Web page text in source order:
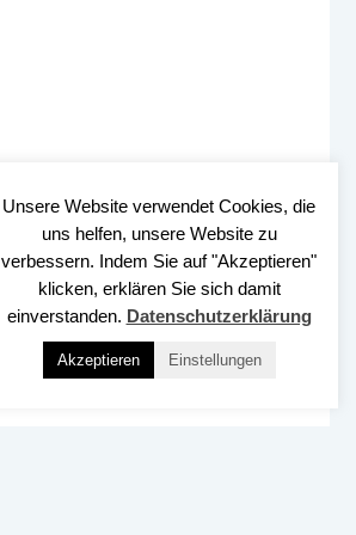
Nach OBEN
Unsere Website verwendet Cookies, die
uns helfen, unsere Website zu
verbessern. Indem Sie auf "Akzeptieren"
klicken, erklären Sie sich damit
einverstanden. Datenschutzerklärung
Akzeptieren Einstellungen